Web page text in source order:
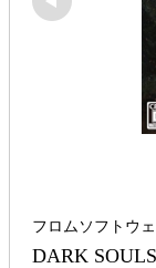
フロムソフトウ
DARK